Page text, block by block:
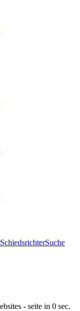
SchiedsrichterSuche
- seite in 0 sec.